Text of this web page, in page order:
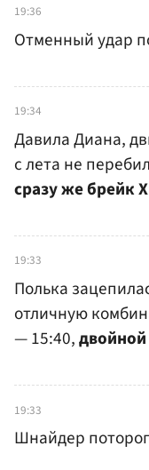
19:36
Отменный удар
19:34
Давила Диана,
с лета не
сразу же брейк
19:33
Полька
отличную
— 15:40,
19:33
Шнайдер